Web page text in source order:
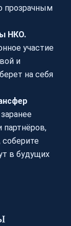
прозрачным
НКО.
участие
и
на себя
соберите
в будущих